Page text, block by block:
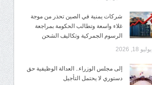
شركات يمنية في الصين تحذر من موجة
غلاء واسعة وتطالب الحكومة بمراجعة
الرسوم الجمركية وتكاليف الشحن
يوليو 18, 2026
إلى مجلس الوزراء.. العدالة الوظيفية حق
دستوري لا يحتمل التأجيل